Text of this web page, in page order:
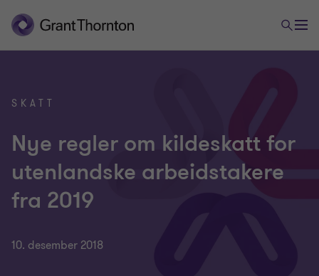
SKATT
Nye regler om kildeskatt for
utenlandske arbeidstakere
fra 2019
10. desember 2018